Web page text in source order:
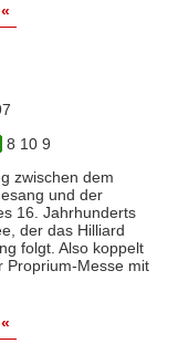
8 10 9
zwischen dem
und der
16. Jahrhunderts
der das Hilliard
folgt. Also koppelt
Proprium-Messe mit